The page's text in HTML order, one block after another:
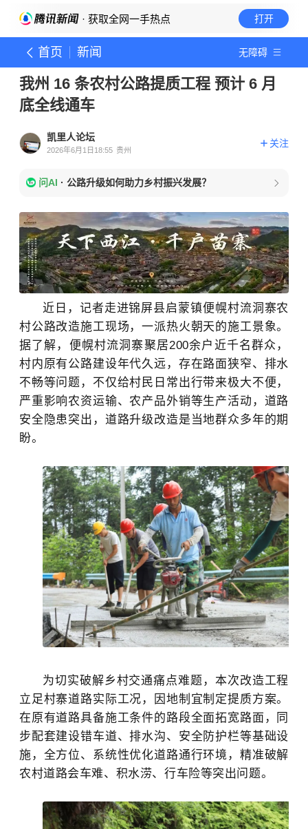
· 获取全网一手热点 打开
首页 新闻 无障碍
我州 16 条农村公路提质工程 预计 6 月
底全线通车
凯里人论坛
2026年6月1日18:55 贵州
关注
问AI · 公路升级如何助力乡村振兴发展？
近日，记者走进锦屏县启蒙镇便幌村流洞寨农
村公路改造施工现场，一派热火朝天的施工景象。
据了解，便幌村流洞寨聚居200余户近千名群众，
村内原有公路建设年代久远，存在路面狭窄、排水
不畅等问题，不仅给村民日常出行带来极大不便，
严重影响农资运输、农产品外销等生产活动，道路
安全隐患突出，道路升级改造是当地群众多年的期
盼。
为切实破解乡村交通痛点难题，本次改造工程
立足村寨道路实际工况，因地制宜制定提质方案。
在原有道路具备施工条件的路段全面拓宽路面，同
步配套建设错车道、排水沟、安全防护栏等基础设
施，全方位、系统性优化道路通行环境，精准破解
农村道路会车难、积水涝、行车险等突出问题。